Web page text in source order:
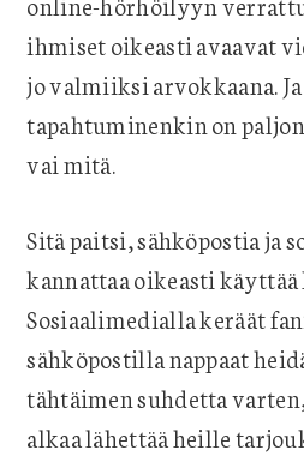
ihmiset oikeasti avaavat
jo valmiiksi arvokkaana.
tapahtuminenkin on
vai mitä.
Sitä paitsi, sähköpostia ja
kannattaa oikeasti käyttää
Sosiaalimedialla keräät
sähköpostilla nappaat
tähtäimen suhdetta
alkaa lähettää heille